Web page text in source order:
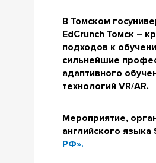
В Томском
EdCrunch Томск –
подходов к
сильнейшие
адаптивного
технологий VR/AR.
Мероприятие,
английского
РФ».